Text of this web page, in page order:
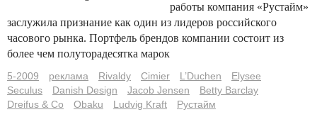
работы компания «Рустайм»
заслужила признание как один из лидеров российского
часового рынка. Портфель брендов компании состоит из
более чем полуторадесятка марок
5-2009 реклама Rivaldy Cimier L’Duchen
Elysee
Seculus
Danish Design Jacob Jensen
Betty Barclay
Dreifus & Co
Obaku Ludvig Kraft Рустайм